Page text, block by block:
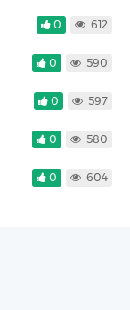
0 612
0 590
0 597
0 580
0 604